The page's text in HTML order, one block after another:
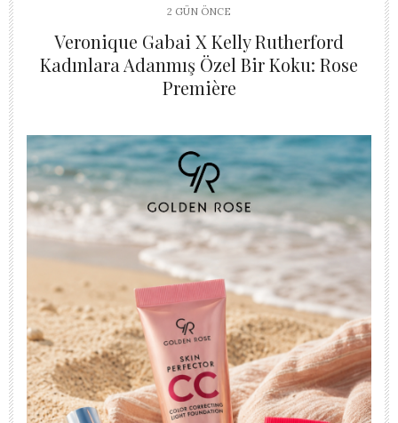
2 GÜN ÖNCE
Veronique Gabai X Kelly Rutherford
Kadınlara Adanmış Özel Bir Koku: Rose
Première